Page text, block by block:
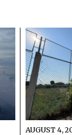
AUGUST 4,